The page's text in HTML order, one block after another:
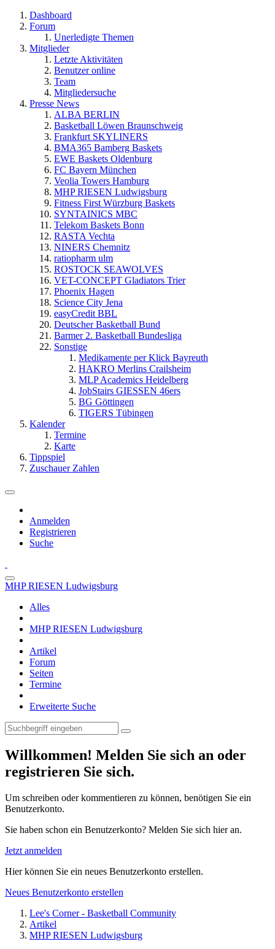
Dashboard
Forum
Unerledigte Themen
Mitglieder
Letzte Aktivitäten
Benutzer online
Team
Mitgliedersuche
Presse News
ALBA BERLIN
Basketball Löwen Braunschweig
Frankfurt SKYLINERS
BMA365 Bamberg Baskets
EWE Baskets Oldenburg
FC Bayern München
Veolia Towers Hamburg
MHP RIESEN Ludwigsburg
Fitness First Würzburg Baskets
SYNTAINICS MBC
Telekom Baskets Bonn
RASTA Vechta
NINERS Chemnitz
ratiopharm ulm
ROSTOCK SEAWOLVES
VET-CONCEPT Gladiators Trier
Phoenix Hagen
Science City Jena
easyCredit BBL
Deutscher Basketball Bund
Barmer 2. Basketball Bundesliga
Sonstige
Medikamente per Klick Bayreuth
HAKRO Merlins Crailsheim
MLP Academics Heidelberg
JobStairs GIESSEN 46ers
BG Göttingen
TIGERS Tübingen
Kalender
Termine
Karte
Tippspiel
Zuschauer Zahlen
Anmelden
Registrieren
Suche
MHP RIESEN Ludwigsburg
Alles
MHP RIESEN Ludwigsburg
Artikel
Forum
Seiten
Termine
Erweiterte Suche
Willkommen! Melden Sie sich an oder
registrieren Sie sich.
Um schreiben oder kommentieren zu können, benötigen Sie ein
Benutzerkonto.
Sie haben schon ein Benutzerkonto? Melden Sie sich hier an.
Jetzt anmelden
Hier können Sie ein neues Benutzerkonto erstellen.
Neues Benutzerkonto erstellen
Lee's Corner - Basketball Community
Artikel
MHP RIESEN Ludwigsburg